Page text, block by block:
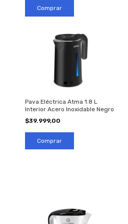
Pava Eléctrica Atma 1.8 L
Interior Acero Inoxidable Negro
$39.999,00